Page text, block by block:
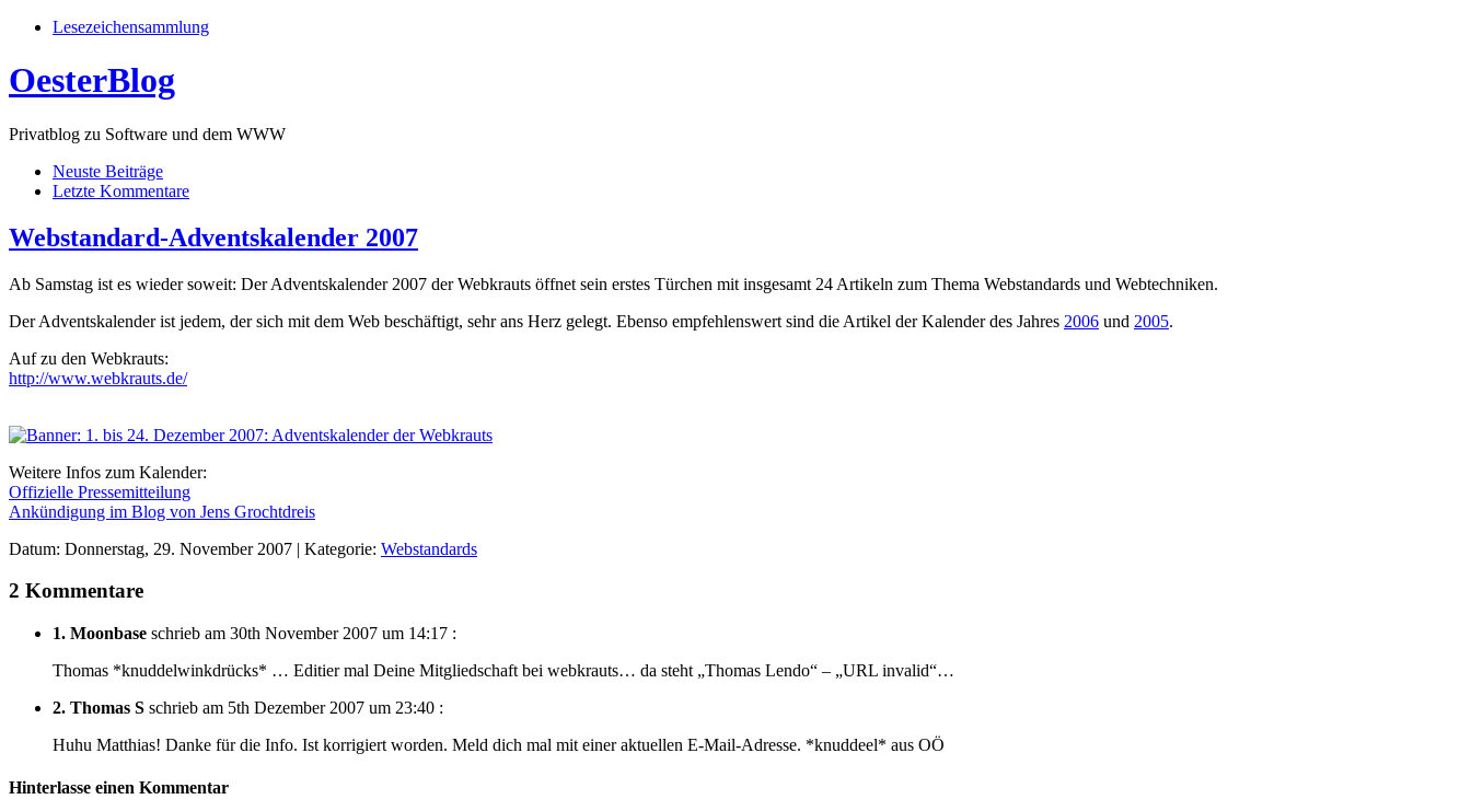
Lesezeichensammlung
OesterBlog
Privatblog zu Software und dem WWW
Neuste Beiträge
Letzte Kommentare
Webstandard-Adventskalender 2007
Ab Samstag ist es wieder soweit: Der Adventskalender 2007 der Webkrauts öffnet sein erstes Türchen mit insgesamt 24 Artikeln zum Thema Webstandards und Webtechniken.
Der Adventskalender ist jedem, der sich mit dem Web beschäftigt, sehr ans Herz gelegt. Ebenso empfehlenswert sind die Artikel der Kalender des Jahres 2006 und 2005.
Auf zu den Webkrauts:
http://www.webkrauts.de/
Weitere Infos zum Kalender:
Offizielle Pressemitteilung
Ankündigung im Blog von Jens Grochtdreis
Datum: Donnerstag, 29. November 2007 | Kategorie: Webstandards
2 Kommentare
1. Moonbase schrieb am 30th November 2007 um 14:17 :
Thomas *knuddelwinkdrücks* … Editier mal Deine Mitgliedschaft bei webkrauts… da steht „Thomas Lendo“ – „URL invalid“…
2. Thomas S schrieb am 5th Dezember 2007 um 23:40 :
Huhu Matthias! Danke für die Info. Ist korrigiert worden. Meld dich mal mit einer aktuellen E-Mail-Adresse. *knuddeel* aus OÖ
Hinterlasse einen Kommentar